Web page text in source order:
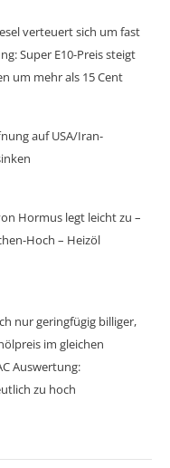
verteuert sich um fast
Super E10-Preis steigt
um mehr als 15 Cent
auf USA/Iran-
Hormus legt leicht zu –
Hoch – Heizöl
nur geringfügig billiger,
im gleichen
Auswertung:
zu hoch